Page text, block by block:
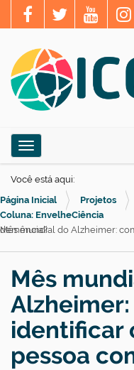
e
g
a
ç
Toggle navigation
Você está aqui:
Página Inicial
Projetos
Coluna: EnvelheCiência
Mês mundial do Alzheimer: como identificar o estigma à pessoa com demência?
Mês
identificar
pessoa